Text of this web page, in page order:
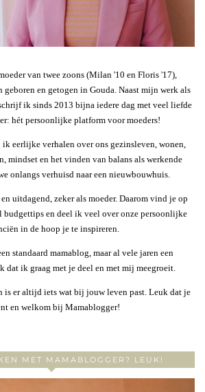
van twee zoons (Milan '10 en Floris '17),
geboren en getogen in Gouda. Naast mijn werk als
ik sinds 2013 bijna iedere dag met veel liefde
hét persoonlijke platform voor moeders!
eerlijke verhalen over ons gezinsleven, wonen,
mindset en het vinden van balans als werkende
onlangs verhuisd naar een nieuwbouwhuis.
uitdagend, zeker als moeder. Daarom vind je op
budgettips en deel ik veel over onze persoonlijke
in de hoop je te inspireren.
standaard mamablog, maar al vele jaren een
dat ik graag met je deel en met mij meegroeit.
is er altijd iets wat bij jouw leven past. Leuk dat je
en welkom bij Mamablogger!
MET MAMABLOGGER? LEUK!